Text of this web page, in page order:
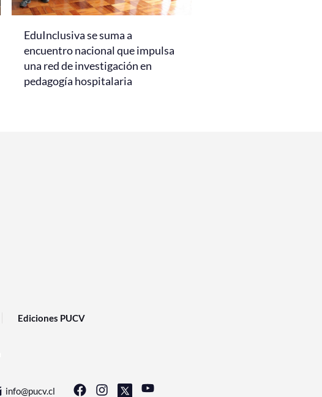
EduInclusiva se suma a
encuentro nacional que impulsa
una red de investigación en
pedagogía hospitalaria
Ediciones PUCV
info@pucv.cl